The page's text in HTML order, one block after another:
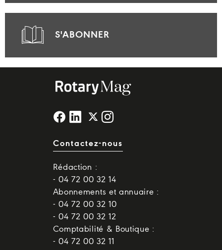
S'ABONNER
Contactez-nous
Rédaction :
- 04 72 00 32 14
Abonnements et annuaire :
- 04 72 00 32 10
- 04 72 00 32 12
Comptabilité & Boutique :
- 04 72 00 32 11